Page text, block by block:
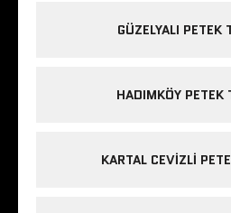
GÜZELYALI PETEK
HADIMKÖY PETEK
KARTAL CEVIZLI